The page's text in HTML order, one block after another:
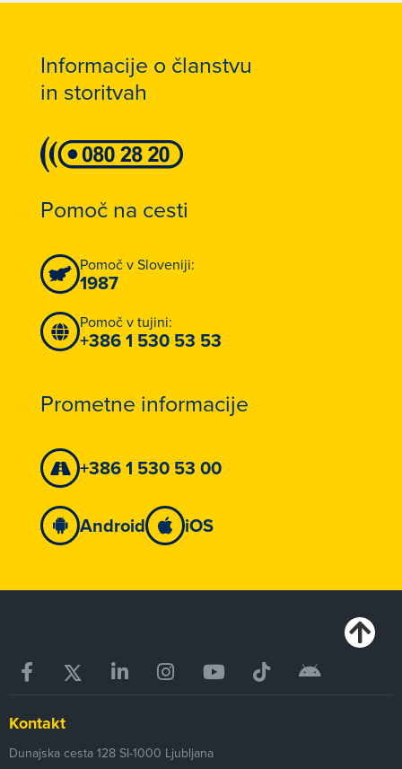
Informacije o članstvu
in storitvah
Pomoč na cesti
Pomoč v Sloveniji:
1987
Pomoč v tujini:
+386 1 530 53 53
Prometne informacije
+386 1 530 53 00
Android iOS
Kontakt
Dunajska cesta 128 SI-1000 Ljubljana